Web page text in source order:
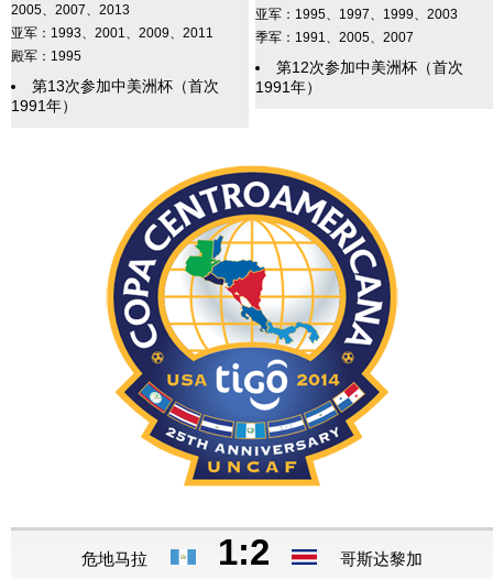
亚军：1995、1997、1999、2003
季军：1991、2005、2007
第12次参加中美洲杯（首次
1991年）
2005、2007、2013
亚军：1993、2001、2009、2011
殿军：1995
第13次参加中美洲杯（首次
1991年）
危地马拉 1:2
哥斯达黎加